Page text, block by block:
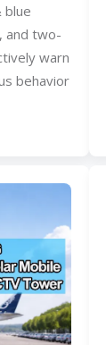
blue
and two-
warn
behavior